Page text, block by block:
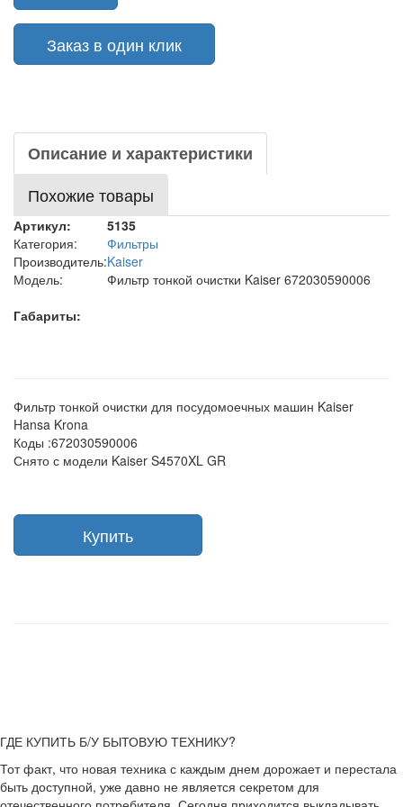
Заказ в один клик
Описание и характеристики
Похожие товары
Артикул:
5135
Категория:
Фильтры
Производитель:Kaiser
Модель:
Фильтр тонкой очистки Kaiser 672030590006
Габариты:
Фильтр тонкой очистки для посудомоечных машин Kaiser
Hansa Krona
Коды :672030590006
Снято с модели Kaiser S4570XL GR
ГДЕ КУПИТЬ Б/У БЫТОВУЮ ТЕХНИКУ?
Тот факт, что новая техника с каждым днем дорожает и перестала
быть доступной, уже давно не является секретом для